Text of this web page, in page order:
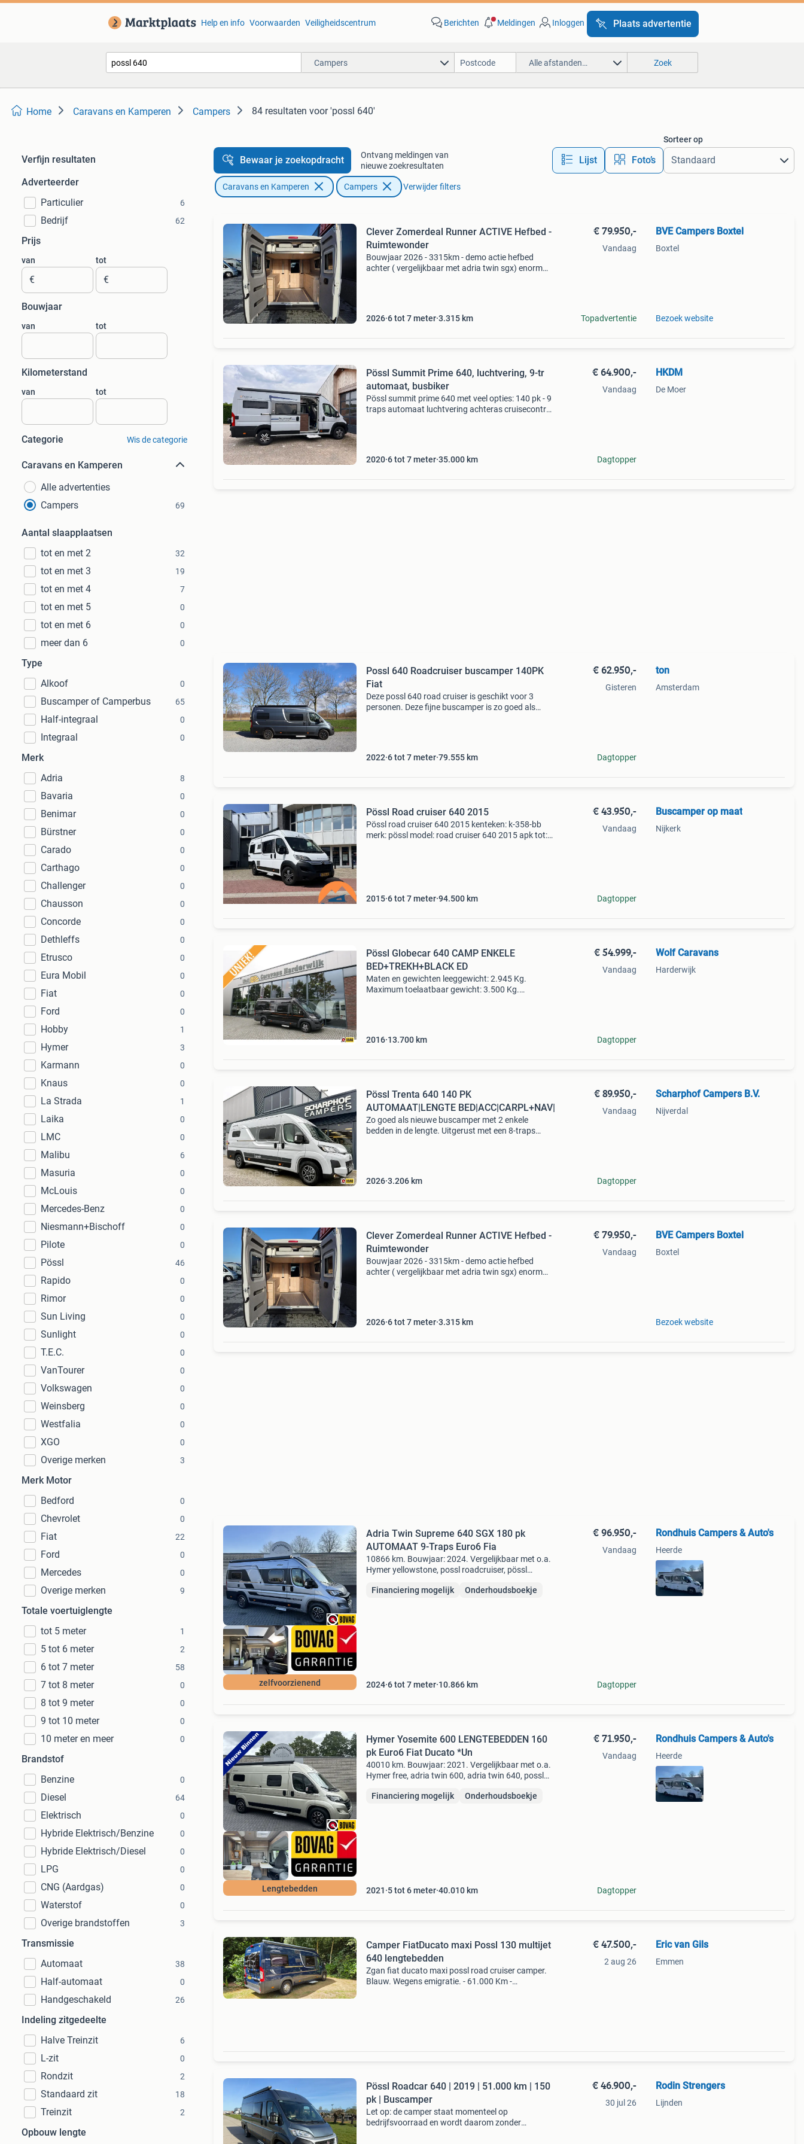
Help en info Voorwaarden Veiligheidscentrum Berichten Meldingen Inloggen Plaats advertentie
Campers Alle afstanden… Zoek
Home Caravans en Kamperen Campers 84 resultaten voor 'possl 640'
Verfijn resultaten
Adverteerder
Particulier
6
Bedrijf 62
Prijs
van
€
tot
€
Bouwjaar
van tot
Kilometerstand
van tot
Categorie Wis de categorie
Caravans en Kamperen
Alle advertenties
Campers
69
Aantal slaapplaatsen
tot en met 2
32
tot en met 3 19
tot en met 4 7
tot en met 5 0
tot en met 6 0
meer dan 6 0
Type
Alkoof
0
Buscamper of Camperbus 65
Half-integraal 0
Integraal 0
Merk
Adria
8
Bavaria 0
Benimar 0
Bürstner 0
Carado 0
Carthago 0
Challenger 0
Chausson 0
Concorde 0
Dethleffs 0
Etrusco 0
Eura Mobil 0
Fiat 0
Ford 0
Hobby 1
Hymer 3
Karmann 0
Knaus 0
La Strada 1
Laika 0
LMC 0
Malibu 6
Masuria 0
McLouis 0
Mercedes-Benz 0
Niesmann+Bischoff 0
Pilote 0
Pössl 46
Rapido 0
Rimor 0
Sun Living 0
Sunlight 0
T.E.C. 0
VanTourer 0
Volkswagen 0
Weinsberg 0
Westfalia 0
XGO 0
Overige merken 3
Merk Motor
Bedford
0
Chevrolet 0
Fiat 22
Ford 0
Mercedes 0
Overige merken 9
Totale voertuiglengte
tot 5 meter
1
5 tot 6 meter 2
6 tot 7 meter 58
7 tot 8 meter 0
8 tot 9 meter 0
9 tot 10 meter 0
10 meter en meer 0
Brandstof
Benzine
0
Diesel 64
Elektrisch 0
Hybride Elektrisch/Benzine 0
Hybride Elektrisch/Diesel 0
LPG 0
CNG (Aardgas) 0
Waterstof 0
Overige brandstoffen 3
Transmissie
Automaat
38
Half-automaat 0
Handgeschakeld 26
Indeling zitgedeelte
Halve Treinzit
6
L-zit 0
Rondzit 2
Standaard zit 18
Treinzit 2
Opbouw lengte
Bewaar je zoekopdracht
Ontvang meldingen van
nieuwe zoekresultaten
Lijst Foto’s
Sorteer op
Caravans en Kamperen Campers Verwijder filters
Clever Zomerdeal Runner ACTIVE Hefbed -
Ruimtewonder
Bouwjaar 2026 - 3315km - demo actie hefbed
achter ( vergelijkbaar met adria twin sgx) enorm
2026 6 tot 7 meter 3.315 km
€ 79.950,-
Vandaag
Topadvertentie
BVE Campers Boxtel
Boxtel
Bezoek website
Pössl Summit Prime 640, luchtvering, 9-tr
automaat, busbiker
Pössl summit prime 640 met veel opties: 140 pk - 9
traps automaat luchtvering achteras cruisecontrol
2020 6 tot 7 meter 35.000 km
€ 64.900,-
Vandaag
Dagtopper
HKDM
De Moer
Possl 640 Roadcruiser buscamper 140PK
Fiat
Deze possl 640 road cruiser is geschikt voor 3
personen. Deze fijne buscamper is zo goed als
2022 6 tot 7 meter 79.555 km
€ 62.950,-
Gisteren
Dagtopper
ton
Amsterdam
Pössl Road cruiser 640 2015
Pössl road cruiser 640 2015 kenteken: k-358-bb
merk: pössl model: road cruiser 640 2015 apk tot:
2015 6 tot 7 meter 94.500 km
€ 43.950,-
Vandaag
Dagtopper
Buscamper op maat
Nijkerk
Pössl Globecar 640 CAMP ENKELE
BED+TREKH+BLACK ED
Maten en gewichten leeggewicht: 2.945 Kg.
Maximum toelaatbaar gewicht: 3.500 Kg.
2016 13.700 km
€ 54.999,-
Vandaag
Dagtopper
Wolf Caravans
Harderwijk
Pössl Trenta 640 140 PK
AUTOMAAT|LENGTE BED|ACC|CARPL+NAV|
Zo goed als nieuwe buscamper met 2 enkele
bedden in de lengte. Uitgerust met een 8-traps
2026 3.206 km
€ 89.950,-
Vandaag
Dagtopper
Scharphof Campers B.V.
Nijverdal
Clever Zomerdeal Runner ACTIVE Hefbed -
Ruimtewonder
Bouwjaar 2026 - 3315km - demo actie hefbed
achter ( vergelijkbaar met adria twin sgx) enorm
2026 6 tot 7 meter 3.315 km
€ 79.950,-
Vandaag
BVE Campers Boxtel
Boxtel
Bezoek website
zelfvoorzienend
Adria Twin Supreme 640 SGX 180 pk
AUTOMAAT 9-Traps Euro6 Fia
10866 km. Bouwjaar: 2024. Vergelijkbaar met o.a.
Hymer yellowstone, possl roadcruiser, pössl
avanti, malibu charming, knaus boxlife pro, frankia
Financiering mogelijk Onderhoudsboekje
2024 6 tot 7 meter 10.866 km
€ 96.950,-
Vandaag
Dagtopper
Rondhuis Campers & Auto's
Heerde
Lengtebedden
Hymer Yosemite 600 LENGTEBEDDEN 160
pk Euro6 Fiat Ducato *Un
40010 km. Bouwjaar: 2021. Vergelijkbaar met o.a.
Hymer free, adria twin 600, adria twin 640, possl
frankia yucon, buscamper, lengtebedden, etc... Wij
Financiering mogelijk Onderhoudsboekje
2021 5 tot 6 meter 40.010 km
€ 71.950,-
Vandaag
Dagtopper
Rondhuis Campers & Auto's
Heerde
Camper FiatDucato maxi Possl 130 multijet
640 lengtebedden
Zgan fiat ducato maxi possl road cruiser camper.
Blauw. Wegens emigratie. - 61.000 Km -
€ 47.500,-
2 aug 26
Eric van Gils
Emmen
Pössl Roadcar 640 | 2019 | 51.000 km | 150
pk | Buscamper
Let op: de camper staat momenteel op
bedrijfsvoorraad en wordt daarom zonder
€ 46.900,-
30 jul 26
Rodin Strengers
Lijnden